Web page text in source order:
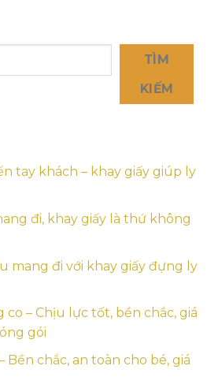
TÌM
KIẾM
tay khách – khay giấy giúp ly
đi, khay giấy là thứ không
mang đi với khay giấy đựng ly
co – Chịu lực tốt, bền chắc, giá
gói
Bền chắc, an toàn cho bé, giá